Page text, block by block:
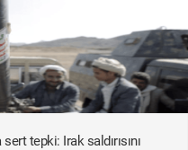
tepki: Irak saldırısını